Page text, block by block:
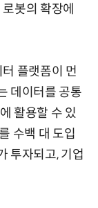
봇의 확장에
플랫폼이 먼
데이터를 공통
활용할 수 있
수백 대 도입
투자되고, 기업